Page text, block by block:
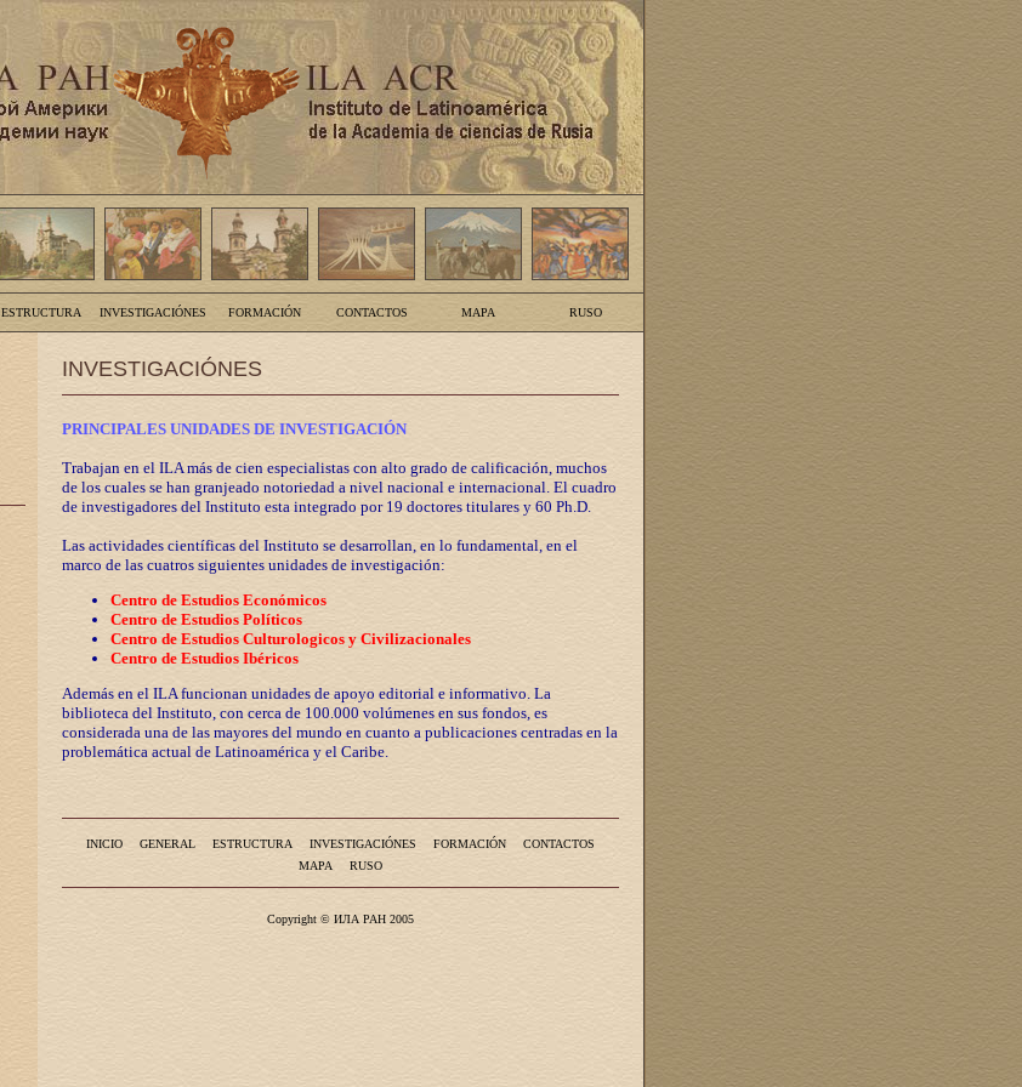
ESTRUCTURA INVESTIGACIÓNES FORMACIÓN CONTACTOS MAPA RUSO
INVESTIGACIÓNES
PRINCIPALES UNIDADES DE INVESTIGACIÓN
Trabajan en el ILA más de cien especialistas con alto grado de calificación, muchos
de los cuales se han granjeado notoriedad a nivel nacional e internacional. El cuadro
de investigadores del Instituto esta integrado por 19 doctores titulares y 60 Ph.D.
Las actividades científicas del Instituto se desarrollan, en lo fundamental, en el
marco de las cuatros siguientes unidades de investigación:
Centro de Estudios Económicos
Centro de Estudios Políticos
Centro de Estudios Culturologicos y Civilizacionales
Centro de Estudios Ibéricos
Además en el ILA funcionan unidades de apoyo editorial e informativo. La
biblioteca del Instituto, con cerca de 100.000 volúmenes en sus fondos, es
considerada una de las mayores del mundo en cuanto a publicaciones centradas en la
problemática actual de Latinoamérica y el Caribe.
INICIO GENERAL ESTRUCTURA INVESTIGACIÓNES FORMACIÓN
CONTACTOS
MAPA
RUSO
Copyright © ИЛА РАН 2005